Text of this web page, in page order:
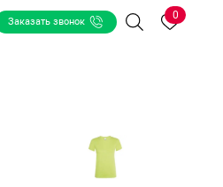
Заказать звонок
Поиск
0